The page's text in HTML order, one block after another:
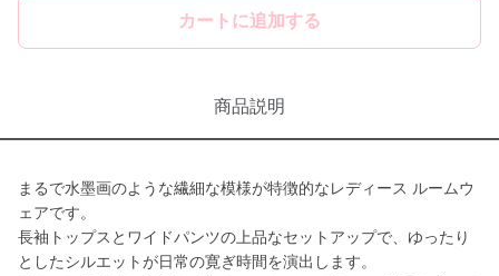
カートに追加する
商品説明
まるで水墨画のような繊細な模様が特徴的なレディース ルームウ
ェアです。
長袖トップスとワイドパンツの上品なセットアップで、ゆったり
としたシルエットが日常の寛ぎ時間を演出します。